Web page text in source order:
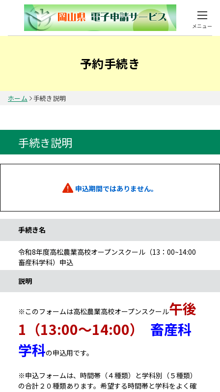
メニュー
予約手続き
ホーム 手続き説明
手続き説明
申込期間ではありません。
手続き名
令和8年度高松農業高校オープンスクール（13：00~14:00
畜産科学科）申込
説明
※このフォームは高松農業高校オープンスクール午後
1（13:00〜14:00）
畜産科
学科の申込用です。
※申込フォームは、時間帯（４種類）と学科別（５種類）
の合計２０種類あります。希望する時間帯と学科をよく確